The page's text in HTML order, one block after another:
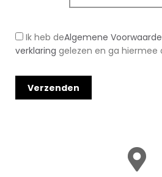
Ik heb deAlgemene
verklaring gelezen en ga hiermee